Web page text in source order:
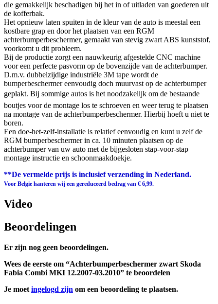
die gemakkelijk beschadigen bij het in of uitladen van goederen uit
de kofferbak.
Het opnieuw laten spuiten in de kleur van de auto is meestal een
kostbare grap en door het plaatsen van een RGM
achterbumperbeschermer, gemaakt van stevig zwart ABS kunststof,
voorkomt u dit probleem.
Bij de productie zorgt een nauwkeurig afgestelde CNC machine
voor een perfecte pasvorm op de bovenzijde van de achterbumper.
D.m.v. dubbelzijdige industriële 3M tape wordt de
bumperbeschermer eenvoudig doch muurvast op de achterbumper
geplakt. Bij sommige autos is het noodzakelijk om de bestaande
boutjes voor de montage los te schroeven en weer terug te plaatsen
na montage van de achterbumperbeschermer. Hierbij hoeft u niet te
boren.
Een doe-het-zelf-installatie is relatief eenvoudig en kunt u zelf de
RGM bumperbeschermer in ca. 10 minuten plaatsen op de
achterbumper van uw auto met de bijgesloten stap-voor-stap
montage instructie en schoonmaakdoekje.
**De vermelde prijs is inclusief verzending in Nederland.
Voor Belgie hanteren wij een gereduceerd bedrag van € 6,99.
Video
Beoordelingen
Er zijn nog geen beoordelingen.
Wees de eerste om “Achterbumperbeschermer zwart Skoda
Fabia Combi MKI 12.2007-03.2010” te beoordelen
Je moet ingelogd zijn om een beoordeling te plaatsen.